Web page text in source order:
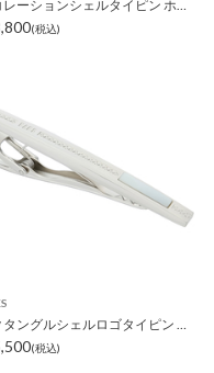
(税込)
レクタングルシェルロゴタイピン ホワイト
(税込)